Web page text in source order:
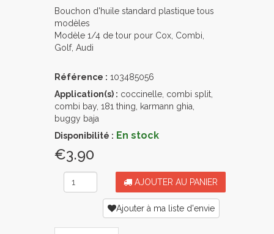
Bouchon d'huile standard plastique tous
modèles
Modèle 1/4 de tour pour Cox, Combi,
Golf, Audi
Référence : 103485056
Application(s) : coccinelle, combi split,
combi bay, 181 thing, karmann ghia,
buggy baja
Disponibilité : En stock
€3.90
AJOUTER AU PANIER
Ajouter à ma liste d'envie